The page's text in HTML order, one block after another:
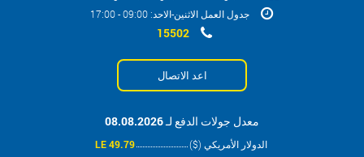
جدول العمل الاثنين-الاحد: 09:00 - 17:00
15502
اعد الاتصال
معدل جولات الدفع لـ 08.08.2026
الدولار الأمريكي ($)
49.79 LE